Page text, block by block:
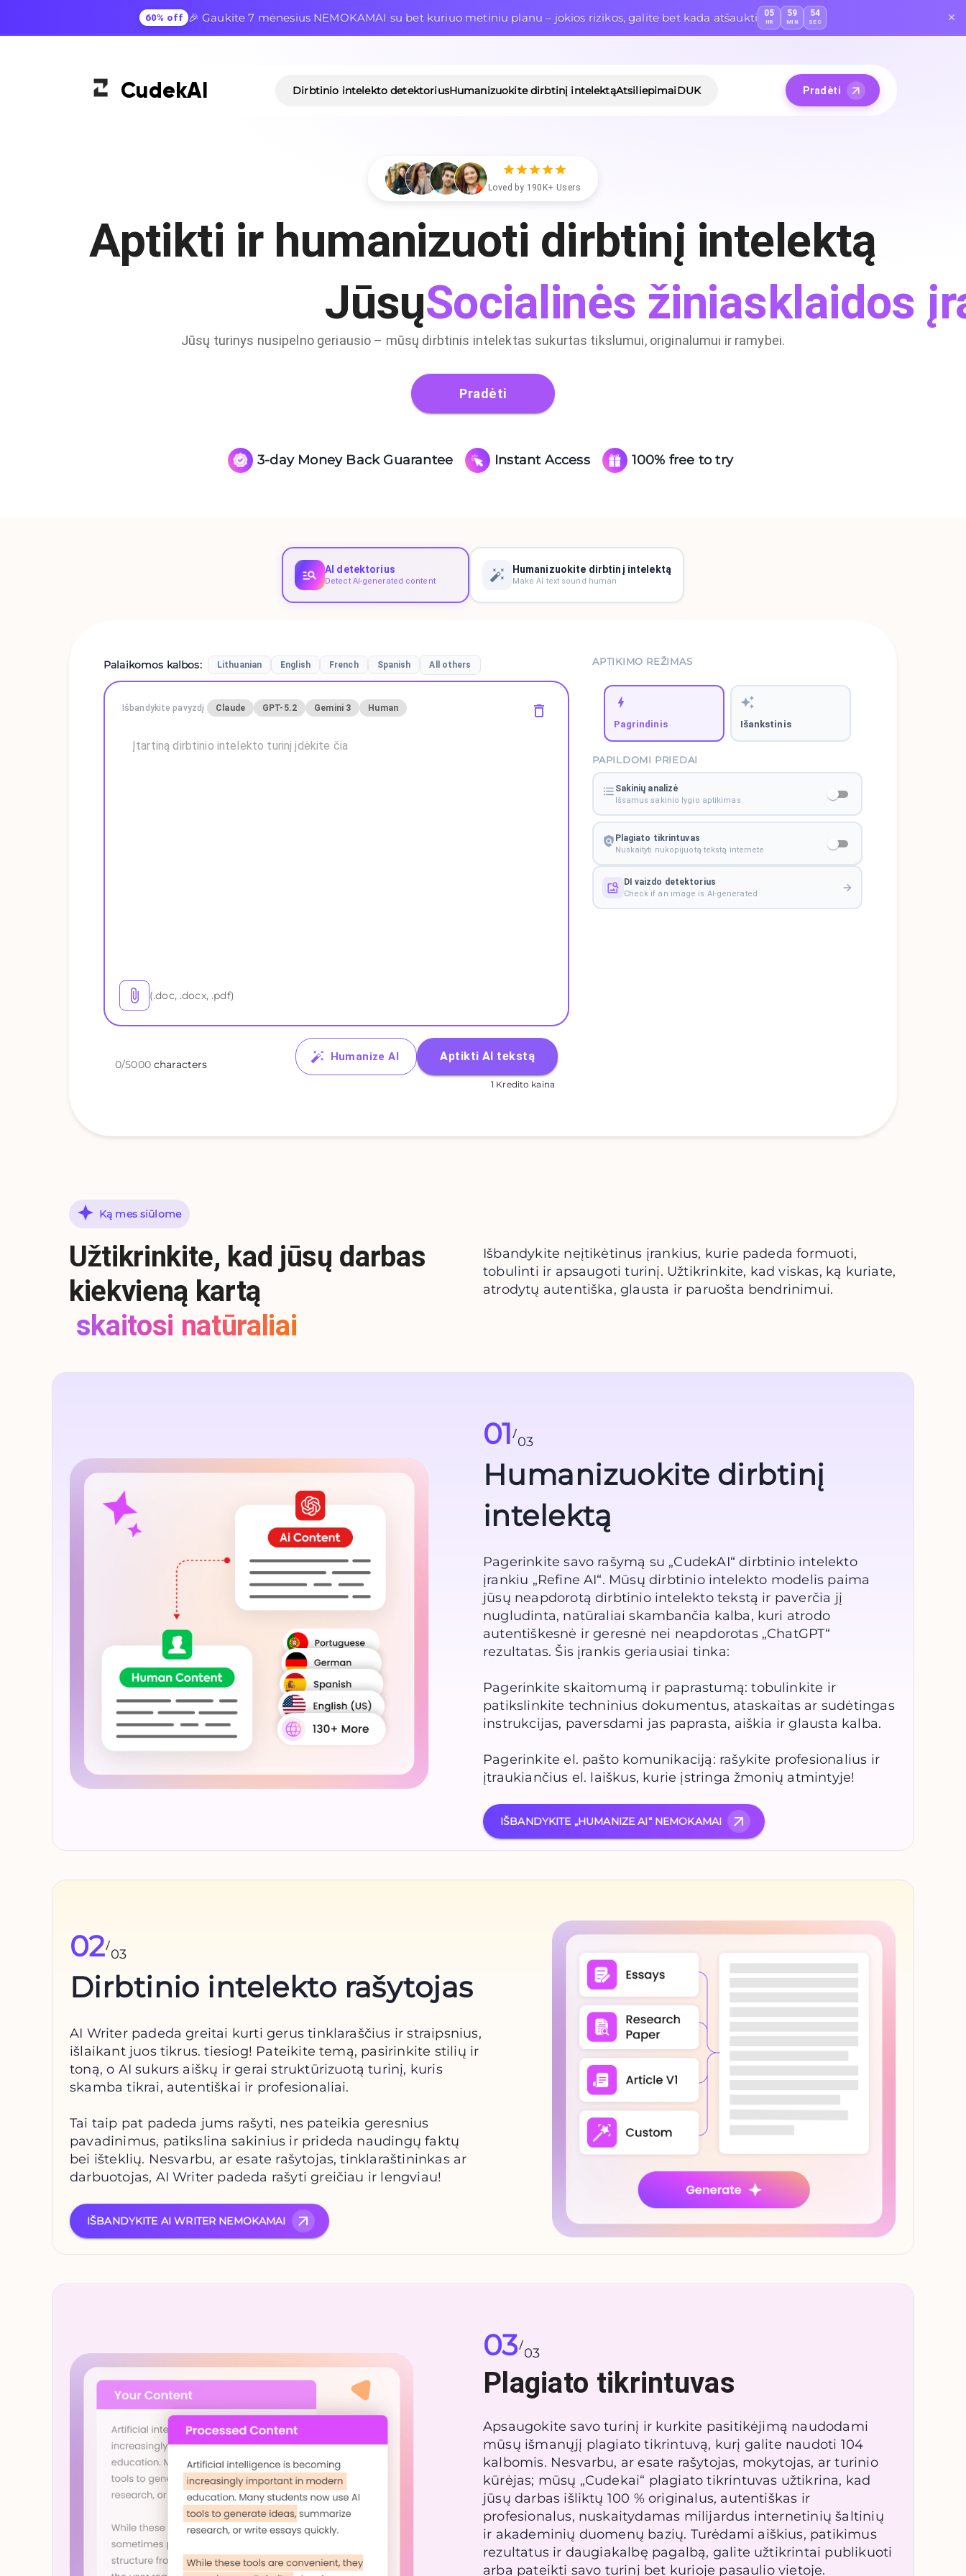
60% off 🎉 Gaukite 7 mėnesius NEMOKAMAI su bet kuriuo metiniu planu – jokios rizikos, galite bet kada atšaukti 05
HR
59
MIN
53
SEC
CudekAI Dirbtinio intelekto detektoriusHumanizuokite dirbtinį intelektąAtsiliepimaiDUK Pradėti
Loved by 190K+ Users
Aptikti ir humanizuoti dirbtinį intelektą
JūsųSocialinės žiniasklaidos
Jūsų turinys nusipelno geriausio – mūsų dirbtinis intelektas sukurtas tikslumui, originalumui ir ramybei.
Pradėti
3-day Money Back Guarantee Instant Access 100% free to try
AI detektorius
Detect AI-generated content
Humanizuokite dirbtinį intelektą
Make AI text sound human
Palaikomos kalbos: Lithuanian English French Spanish All others
Išbandykite pavyzdį Claude GPT-5.2 Gemini 3 Human
(.doc, .docx, .pdf)
0/5000 characters
Humanize AI Aptikti AI tekstą
1 Kredito kaina
APTIKIMO REŽIMAS
Pagrindinis Išankstinis
PAPILDOMI PRIEDAI
Sakinių analizė
Išsamus sakinio lygio aptikimas
Plagiato tikrintuvas
Nuskaityti nukopijuotą tekstą internete
DI vaizdo detektorius
Check if an image is AI-generated
Ką mes siūlome
Užtikrinkite, kad jūsų darbas
kiekvieną kartą
skaitosi natūraliai
Išbandykite neįtikėtinus įrankius, kurie padeda formuoti,
tobulinti ir apsaugoti turinį. Užtikrinkite, kad viskas, ką kuriate,
atrodytų autentiška, glausta ir paruošta bendrinimui.
01/
03
Humanizuokite dirbtinį
intelektą
Pagerinkite savo rašymą su „CudekAI“ dirbtinio intelekto
įrankiu „Refine AI“. Mūsų dirbtinio intelekto modelis paima
jūsų neapdorotą dirbtinio intelekto tekstą ir paverčia jį
nugludinta, natūraliai skambančia kalba, kuri atrodo
autentiškesnė ir geresnė nei neapdorotas „ChatGPT“
rezultatas. Šis įrankis geriausiai tinka:
Pagerinkite skaitomumą ir paprastumą: tobulinkite ir
patikslinkite techninius dokumentus, ataskaitas ar sudėtingas
instrukcijas, paversdami jas paprasta, aiškia ir glausta kalba.
Pagerinkite el. pašto komunikaciją: rašykite profesionalius ir
įtraukiančius el. laiškus, kurie įstringa žmonių atmintyje!
IŠBANDYKITE „HUMANIZE AI“ NEMOKAMAI
02/
03
Dirbtinio intelekto rašytojas
AI Writer padeda greitai kurti gerus tinklaraščius ir straipsnius,
išlaikant juos tikrus. tiesiog! Pateikite temą, pasirinkite stilių ir
toną, o AI sukurs aiškų ir gerai struktūrizuotą turinį, kuris
skamba tikrai, autentiškai ir profesionaliai.
Tai taip pat padeda jums rašyti, nes pateikia geresnius
pavadinimus, patikslina sakinius ir prideda naudingų faktų
bei išteklių. Nesvarbu, ar esate rašytojas, tinklaraštininkas ar
darbuotojas, AI Writer padeda rašyti greičiau ir lengviau!
IŠBANDYKITE AI WRITER NEMOKAMAI
03/
03
Plagiato tikrintuvas
Apsaugokite savo turinį ir kurkite pasitikėjimą naudodami
mūsų išmanųjį plagiato tikrintuvą, kurį galite naudoti 104
kalbomis. Nesvarbu, ar esate rašytojas, mokytojas, ar turinio
kūrėjas; mūsų „Cudekai“ plagiato tikrintuvas užtikrina, kad
jūsų darbas išliktų 100 % originalus, autentiškas ir
profesionalus, nuskaitydamas milijardus internetinių šaltinių
ir akademinių duomenų bazių. Turėdami aiškius, patikimus
rezultatus ir daugiakalbę pagalbą, galite užtikrintai publikuoti
arba pateikti savo turinį bet kurioje pasaulio vietoje.